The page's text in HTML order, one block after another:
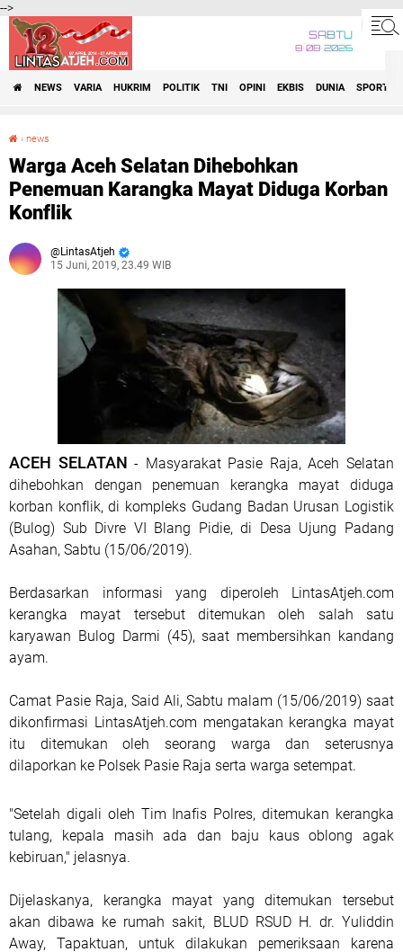
-->
SABTU
8•08•2026
NEWS VARIA HUKRIM POLITIK TNI OPINI EKBIS DUNIA SPORT
› news
Warga Aceh Selatan Dihebohkan
Penemuan Karangka Mayat Diduga Korban
Konflik
LintasAtjeh
15 Juni, 2019, 23.49 WIB
ACEH SELATAN - Masyarakat Pasie Raja, Aceh Selatan
dihebohkan dengan penemuan kerangka mayat diduga
korban konflik, di kompleks Gudang Badan Urusan Logistik
(Bulog) Sub Divre VI Blang Pidie, di Desa Ujung Padang
Asahan, Sabtu (15/06/2019).
Berdasarkan informasi yang diperoleh LintasAtjeh.com
kerangka mayat tersebut ditemukan oleh salah satu
karyawan Bulog Darmi (45), saat membersihkan kandang
ayam.
Camat Pasie Raja, Said Ali, Sabtu malam (15/06/2019) saat
dikonfirmasi LintasAtjeh.com mengatakan kerangka mayat
itu ditemukan oleh seorang warga dan seterusnya
dilaporkan ke Polsek Pasie Raja serta warga setempat.
"Setelah digali oleh Tim Inafis Polres, ditemukan kerangka
tulang, kepala masih ada dan baju kaus oblong agak
kebiruan," jelasnya.
Dijelaskanya, kerangka mayat yang ditemukan tersebut
akan dibawa ke rumah sakit, BLUD RSUD H. dr. Yuliddin
Away, Tapaktuan, untuk dilakukan pemeriksaan karena